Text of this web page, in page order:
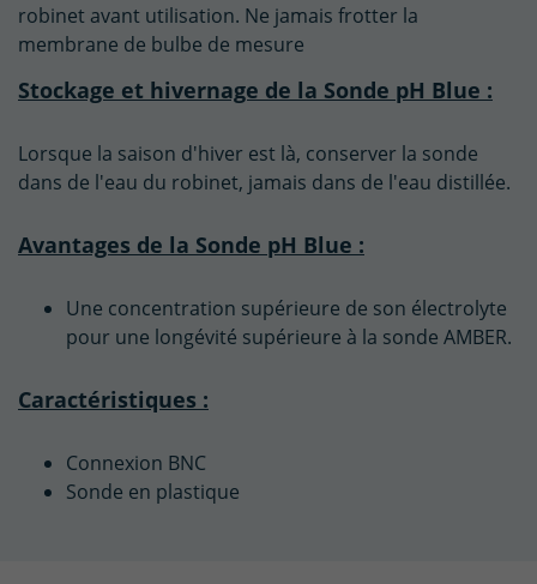
robinet avant utilisation. Ne jamais frotter la
membrane de bulbe de mesure
Stockage et hivernage de la Sonde pH Blue :
Lorsque la saison d'hiver est là, conserver la sonde
dans de l'eau du robinet, jamais dans de l'eau distillée.
Avantages de la Sonde pH Blue :
Une concentration supérieure de son électrolyte
pour une longévité supérieure à la sonde AMBER.
Caractéristiques :
Connexion BNC
Sonde en plastique